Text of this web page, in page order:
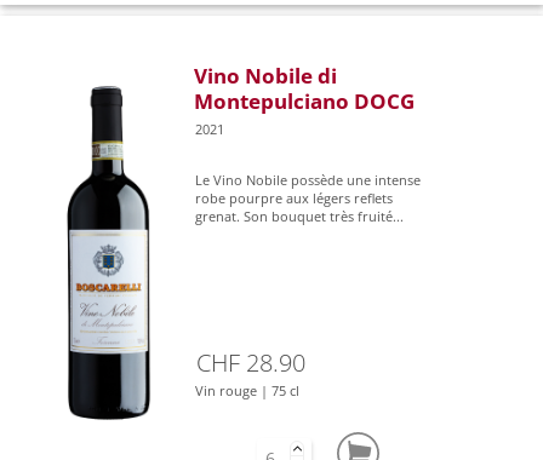
Vino Nobile di
Montepulciano DOCG
2021
Le Vino Nobile possède une intense
robe pourpre aux légers reflets
grenat. Son bouquet très fruité...
CHF 28.90
Vin rouge | 75 cl